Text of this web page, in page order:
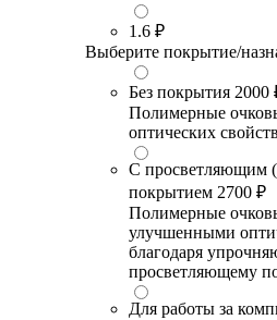
1.6 ₽
Выберите покрытие/
Без покрытия 2000
Полимерные
оптических
С просветляющим
покрытием 2700 ₽
Полимерные
улучшенными
благодаря
просветляющему
Для работы за